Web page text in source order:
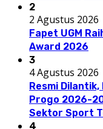
2
2 Agustus 2026
Fapet UGM
Award 2026
3
4 Agustus 2026
Resmi
Progo 2026-
Sektor Sport
4